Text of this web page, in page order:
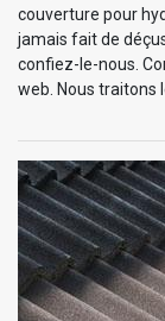
couverture pour
jamais fait de
confiez-le-nous.
web. Nous traitons